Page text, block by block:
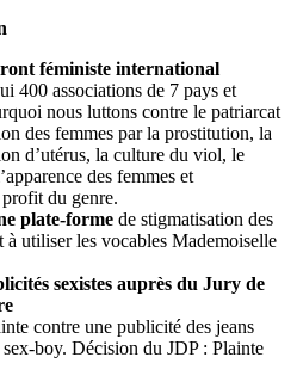
féministe international
400 associations de 7 pays et
nous luttons contre le patriarcat
des femmes par la prostitution, la
d’utérus, la culture du viol, le
des femmes et
du genre.
plate-forme de stigmatisation des
à utiliser les vocables Mademoiselle
sexistes auprès du Jury de
contre une publicité des jeans
boy. Décision du JDP : Plainte